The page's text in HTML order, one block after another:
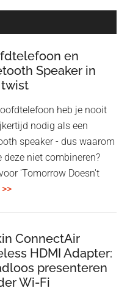
en
Speaker in
heb je nooit
nodig als een
speaker - dus waarom
deze niet combineren?
'Tomorrow Doesn't
>>overHoofdtelefoon
Speaker
in
een
twist
ConnectAir
HDMI Adapter:
presenteren
Wi-Fi